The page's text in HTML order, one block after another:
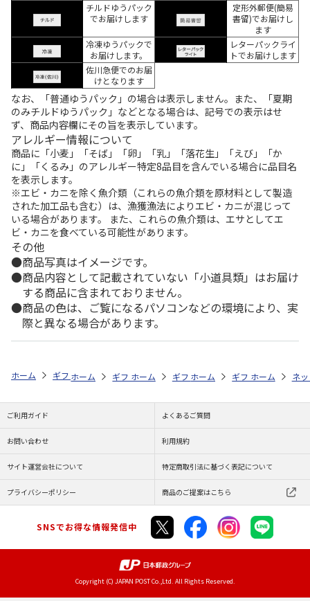
チルドゆうパック
でお届けします
定形外郵便(簡易
書留)でお届けし
ます
冷凍ゆうパックで
お届けします。
レターパックライ
トでお届けします
佐川急便でのお届
けとなります
なお、「普通ゆうパック」の場合は表示しません。また、「夏期
のみチルドゆうパック」などとなる場合は、記号での表示はせ
ず、商品内容欄にその旨を表示しています。
アレルギー情報について
商品に「小麦」「そば」「卵」「乳」「落花生」「えび」「か
に」「くるみ」のアレルギー特定8品目を含んでいる場合に品目名
を表示します。
※エビ・カニを除く魚介類（これらの魚介類を原材料として製造
された加工品も含む）は、漁獲漁法によりエビ・カニが混じって
いる場合があります。 また、これらの魚介類は、エサとしてエ
ビ・カニを食べている可能性があります。
その他
商品写真はイメージです。
商品内容として記載されていない「小道具類」はお届け
する商品に含まれておりません。
商品の色は、ご覧になるパソコンなどの環境により、実
際と異なる場合があります。
ホーム ギフトストア お中元・夏ギフト特集 2026 そうめん・麺類
ホーム ギフトストア お中元・夏ギフト特集 2026
ホーム ギフトストア お中元・夏ギフト
ホーム ギフトストア お
ホーム ネ
ご利用ガイド よくあるご質問
お問い合わせ 利用規約
サイト運営会社について 特定商取引法に基づく表記について
プライバシーポリシー 商品のご提案はこちら
SNSでお得な情報発信中
Copyright (C) JAPAN POST Co.,Ltd. All Rights Reserved.